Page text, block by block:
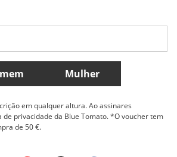
Danmark Norge
Mais países
Mulher
em qualquer altura. Ao assinares
de privacidade da Blue Tomato. *O voucher tem
de 50 €.